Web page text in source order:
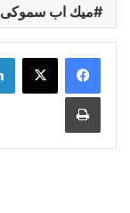
ميك اب سموكى
طباعة